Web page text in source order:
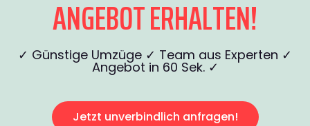
ANGEBOT ERHALTEN!
✓ Günstige Umzüge ✓ Team aus Experten ✓
Angebot in 60 Sek. ✓
Jetzt unverbindlich anfragen!